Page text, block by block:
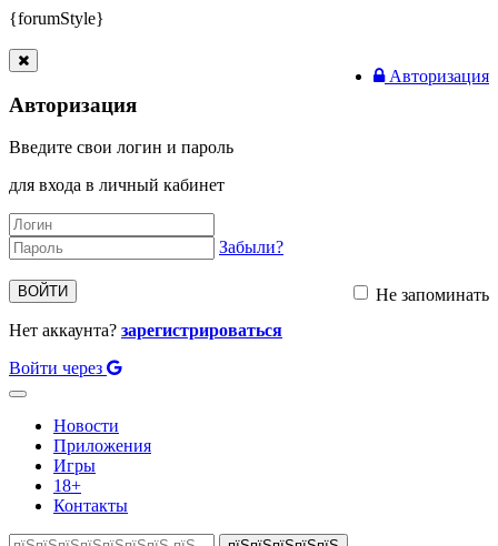
{forumStyle}
Авторизация
Авторизация
Введите свои логин и пароль
для входа в личный кабинет
Забыли?
ВОЙТИ
Не запоминать
Нет аккаунта? зарегистрироваться
Войти через
Toggle
navigationНовости
Приложения
Игры
18+
Контакты